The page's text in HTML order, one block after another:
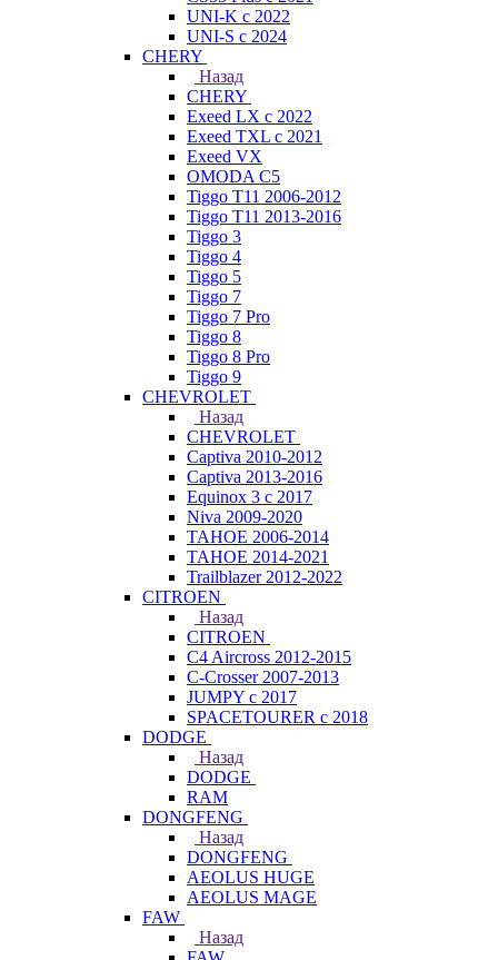
UNI-K с 2022
UNI-S с 2024
CHERY
Назад
CHERY
Exeed LX с 2022
Exeed TXL с 2021
Exeed VX
OMODA C5
Tiggo T11 2006-2012
Tiggo T11 2013-2016
Tiggo 3
Tiggo 4
Tiggo 5
Tiggo 7
Tiggo 7 Pro
Tiggo 8
Tiggo 8 Pro
Tiggo 9
CHEVROLET
Назад
CHEVROLET
Captiva 2010-2012
Captiva 2013-2016
Equinox 3 с 2017
Niva 2009-2020
TAHOE 2006-2014
TAHOE 2014-2021
Trailblazer 2012-2022
CITROEN
Назад
CITROEN
C4 Aircross 2012-2015
C-Crosser 2007-2013
JUMPY с 2017
SPACETOURER с 2018
DODGE
Назад
DODGE
RAM
DONGFENG
Назад
DONGFENG
AEOLUS HUGE
AEOLUS MAGE
FAW
Назад